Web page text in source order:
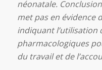
néonatale.
met pas en évidence
indiquant l’utilisation
pharmacologiques
du travail et de